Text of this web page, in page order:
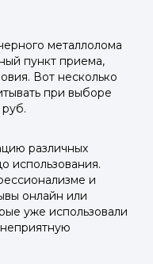
металлолома
пункт приема,
Вот несколько
при выборе
различных
использования.
и
онлайн или
уже использовали